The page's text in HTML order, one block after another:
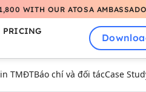
WITH OUR ATOSA
PRICING
TMĐTBáo chí và đối tácCase